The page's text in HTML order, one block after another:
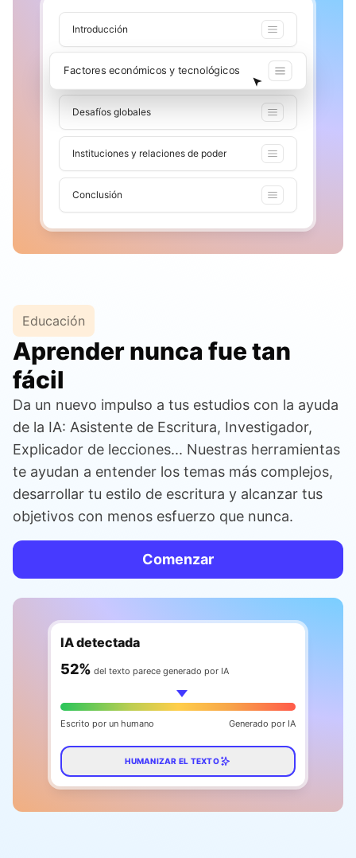
Introducción
Desafíos globales
Instituciones y relaciones de poder
Factores económicos y tecnológicos
Conclusión
Educación
Aprender nunca fue tan
fácil
Da un nuevo impulso a tus estudios con la ayuda
de la IA: Asistente de Escritura, Investigador,
Explicador de lecciones... Nuestras herramientas
te ayudan a entender los temas más complejos,
desarrollar tu estilo de escritura y alcanzar tus
objetivos con menos esfuerzo que nunca.
Comenzar
IA detectada
60% del texto parece generado por IA
Escrito por un humano Generado por IA
HUMANIZAR EL TEXTO